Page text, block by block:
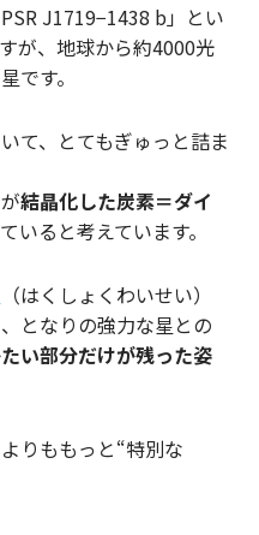
J1719−1438 b」とい
が、地球から約4000光
です。
て、とてもぎゅっと詰ま
結晶化した炭素＝ダイ
いると考えています。
（はくしょくわいせい）
となりの強力な星との
い部分だけが残った姿
りももっと“特別な